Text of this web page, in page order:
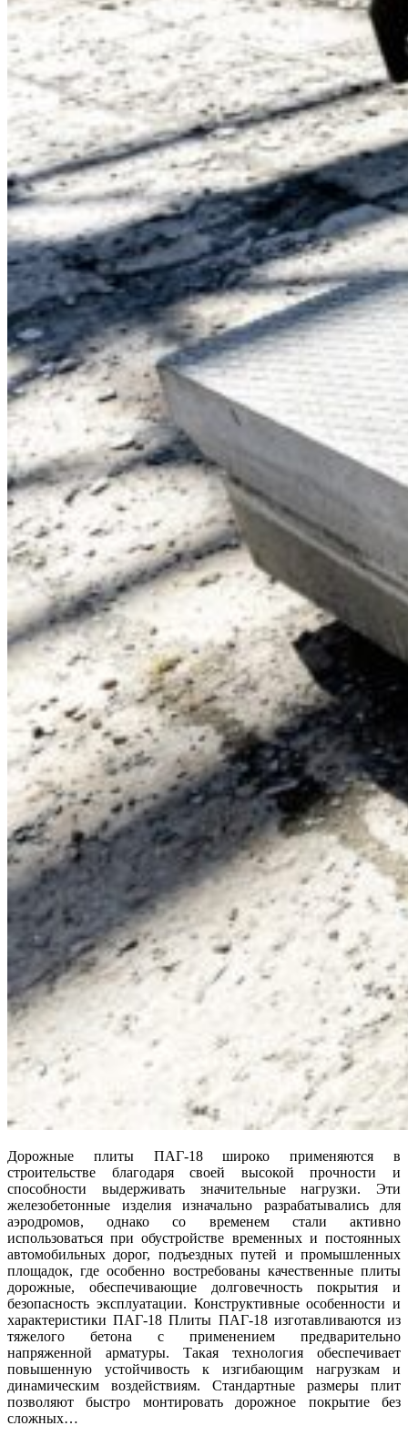
Дорожные плиты ПАГ-18 широко применяются в
строительстве благодаря своей высокой прочности и
способности выдерживать значительные нагрузки. Эти
железобетонные изделия изначально разрабатывались для
аэродромов, однако со временем стали активно
использоваться при обустройстве временных и постоянных
автомобильных дорог, подъездных путей и промышленных
площадок, где особенно востребованы качественные плиты
дорожные, обеспечивающие долговечность покрытия и
безопасность эксплуатации. Конструктивные особенности и
характеристики ПАГ-18 Плиты ПАГ-18 изготавливаются из
тяжелого бетона с применением предварительно
напряженной арматуры. Такая технология обеспечивает
повышенную устойчивость к изгибающим нагрузкам и
динамическим воздействиям. Стандартные размеры плит
позволяют быстро монтировать дорожное покрытие без
сложных…